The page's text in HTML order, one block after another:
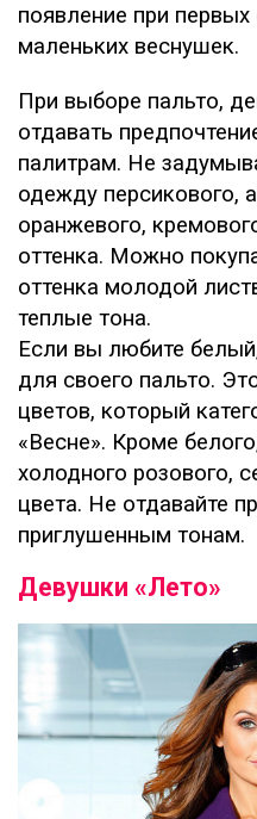
появление при
маленьких веснушек.
При выборе пальто,
отдавать
палитрам. Не
одежду персикового,
оранжевого,
оттенка. Можно
оттенка молодой
теплые тона.
Если вы любите
для своего пальто.
цветов, который
«Весне». Кроме
холодного розового,
цвета. Не отдавайте
приглушенным тонам.
Девушки «Лето»